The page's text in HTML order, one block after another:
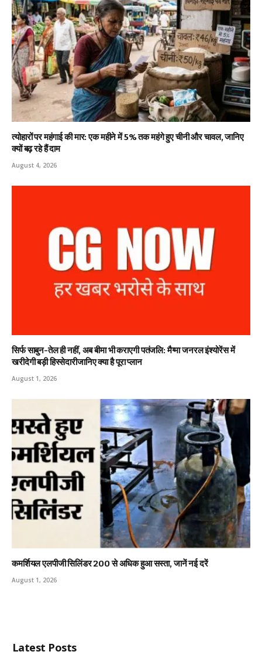
त्योहारों पर महंगाई की मार: एक महीने में 5% तक महंगे हुए चीनी और चावल, जानिए
क्यों बढ़ रहे हैं दाम
August 4, 2026
सिर्फ साबुन-तेल ही नहीं, अब बीमा भी कराएगी पतंजलि: मैग्मा जनरल इंश्योरेंस में
खरीदेगी बड़ी हिस्सेदारीजानिए क्या है पूरा प्लान
August 1, 2026
कमर्शियल एलपीजी सिलिंडर ₹200 से अधिक हुआ सस्ता, जानें नई दरें
August 1, 2026
Latest Posts